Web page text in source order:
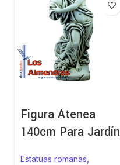
Figura Atenea
140cm Para Jardín
Estatuas romanas,